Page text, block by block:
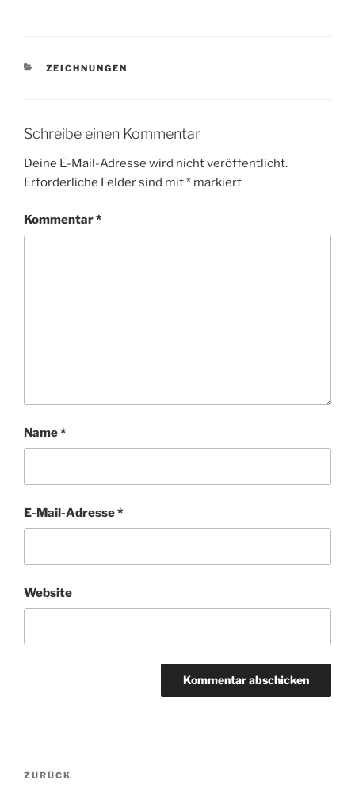
KATEGORIEN
ZEICHNUNGEN
Schreibe einen Kommentar
Deine E-Mail-Adresse wird nicht veröffentlicht.
Erforderliche Felder sind mit* markiert
Kommentar*
Name*
E-Mail-Adresse*
Website
Beitragsnavigation
Vorheriger
ZURÜCK